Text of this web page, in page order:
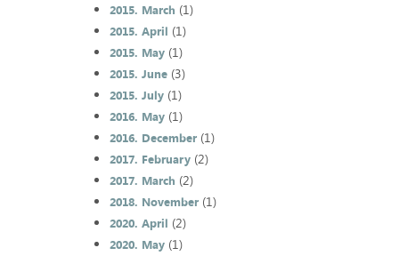
2015. March (1)
2015. April (1)
2015. May(1)
2015. June(3)
2015. July(1)
2016. May(1)
2016. December(1)
2017. February(2)
2017. March (2)
2018. November(1)
2020. April (2)
2020. May(1)